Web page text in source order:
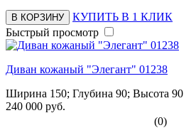
В КОРЗИНУ
КУПИТЬ В 1 КЛИК
Быстрый просмотр
Диван кожаный "Элегант" 01238
Ширина 150; Глубина 90; Высота 90
240 000 руб.
(0)